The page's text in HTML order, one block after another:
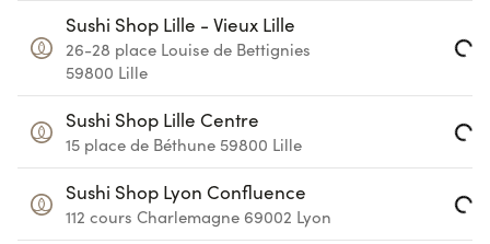
Sushi Shop Lille - Vieux Lille
26-28 place Louise de Bettignies
59800 Lille Loading...
Sushi Shop Lille Centre
15 place de Béthune 59800 Lille Loading...
Sushi Shop Lyon Confluence
112 cours Charlemagne 69002 Lyon